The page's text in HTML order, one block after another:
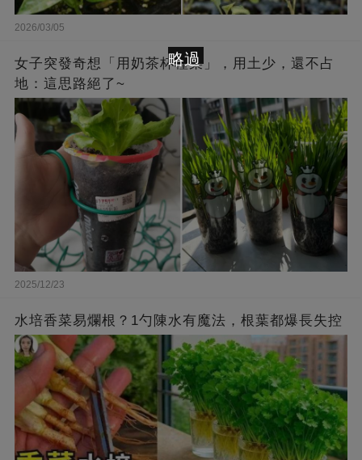
2026/03/05
女子突發奇想「用奶茶杯種菜」，用土少，還不占
地：這思路絕了~
2025/12/23
水培香菜易爛根？1勺陳水有魔法，根葉都爆長失控
略過